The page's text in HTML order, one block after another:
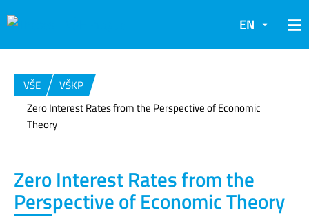
EN
VŠE
VŠKP
Zero Interest Rates from the Perspective of Economic
Theory
Zero Interest Rates from the
Perspective of Economic Theory